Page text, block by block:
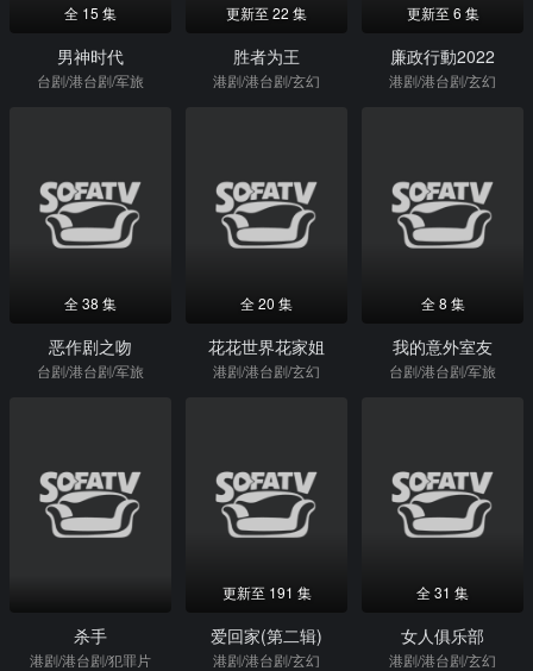
全 15 集
男神时代
台剧/港台剧/军旅
更新至 22 集
胜者为王
港剧/港台剧/玄幻
更新至 6 集
廉政行動2022
港剧/港台剧/玄幻
全 38 集
恶作剧之吻
台剧/港台剧/军旅
全 20 集
花花世界花家姐
港剧/港台剧/玄幻
全 8 集
我的意外室友
台剧/港台剧/军旅
杀手
港剧/港台剧/犯罪片
更新至 191 集
爱回家(第二辑)
港剧/港台剧/玄幻
全 31 集
女人俱乐部
港剧/港台剧/玄幻